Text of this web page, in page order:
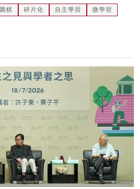
圍棋 碎片化 自主學習 微學習